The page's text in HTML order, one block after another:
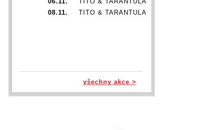
08.11.
TITO & TARANTULA
všechny akce >